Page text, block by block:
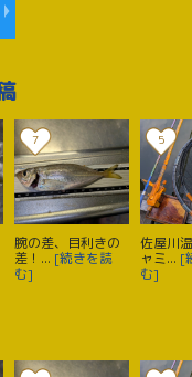
7
腕の差、目利きの
差！... [続きを読
む]
5
佐屋川
ャミ... [
む]